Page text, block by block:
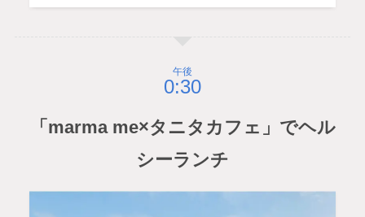
午後
「marma me×タニタカフェ」でヘル
シーランチ